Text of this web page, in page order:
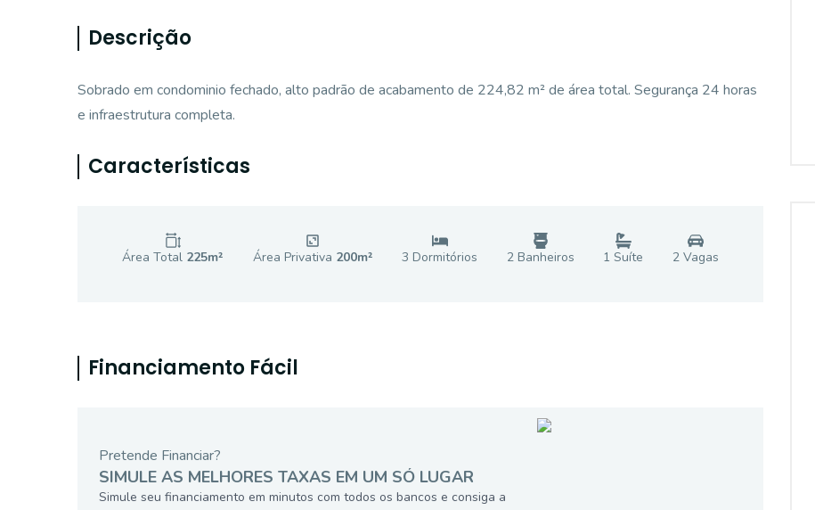
Descrição
Sobrado em condominio fechado, alto padrão de acabamento de 224,82 m² de área total. Segurança 24 horas
e infraestrutura completa.
Características
Área Total 225m² Área Privativa 200m² 3 Dormitórios 2Banheiros 1 Suíte 2Vagas
Financiamento Fácil
Pretende Financiar?
SIMULE AS MELHORES TAXAS EM UM SÓ LUGAR
Simule seu financiamento em minutos com todos os bancos e consiga a